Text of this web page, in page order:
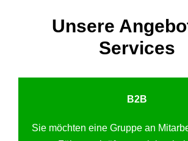
Unsere
Services
B2B
Sie möchten eine Gruppe an